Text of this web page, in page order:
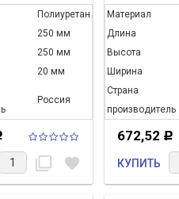
Полиуретан
250 мм
250 мм
20 мм
Россия
filter_none favorite
Материал
Длина
Высота
Ширина
Страна
производитель
672,52 Р
КУПИТЬ